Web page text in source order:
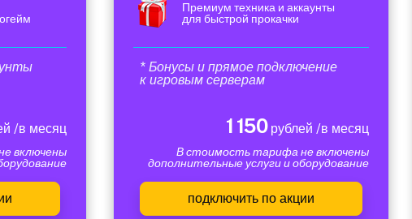
/в месяц
включены
Премиум техника и аккаунты
для быстрой прокачки
* Бонусы и прямое подключение
к игровым серверам
1 150рублей /в месяц
В стоимость тарифа не включены
дополнительные услуги и оборудование
подключить по акции